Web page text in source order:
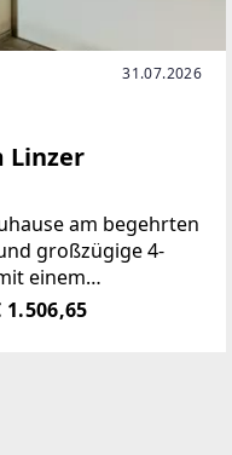
31.07.2026
Linzer
am begehrten
großzügige 4-
einem
Balkon mit Blick ins
1.506,65